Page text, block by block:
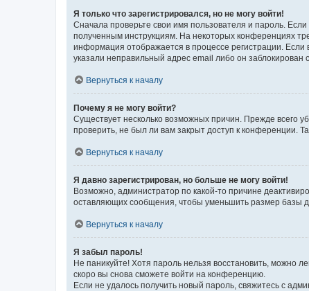
Я только что зарегистрировался, но не могу войти!
Сначала проверьте свои имя пользователя и пароль.
полученным инструкциям. На некоторых конференциях
информация отображается в процессе регистрации.
указали неправильный адрес email либо он
Вернуться к началу
Почему я не могу войти?
Существует несколько возможных причин. Прежде всего
проверить, не был ли вам закрыт доступ к конференции.
Вернуться к началу
Я давно зарегистрирован, но больше не могу войти!
Возможно, администратор по какой-то причине
оставляющих сообщения, чтобы уменьшить размер базы
Вернуться к началу
Я забыл пароль!
Не паникуйте! Хотя пароль нельзя восстановить, можно
скоро вы снова сможете войти на конференцию.
Если не удалось получить новый пароль, свяжитесь с